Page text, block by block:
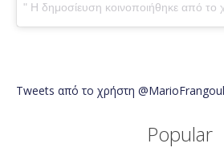
Η δημοσίευση κοινοποιήθηκε από το χρήστη Mario
Tweets από το χρήστη
Popular